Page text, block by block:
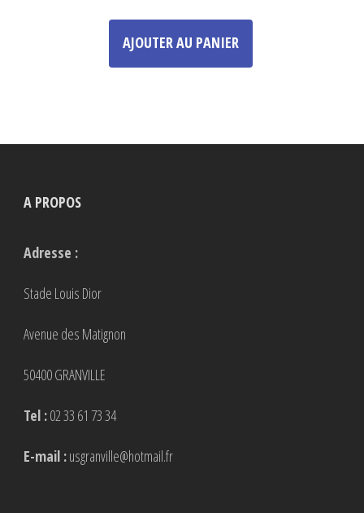
AJOUTER AU PANIER
A PROPOS
Adresse :
Stade Louis Dior
Avenue des Matignon
50400 GRANVILLE
Tel :02 33 61 73 34
E-mail :usgranville@hotmail.fr